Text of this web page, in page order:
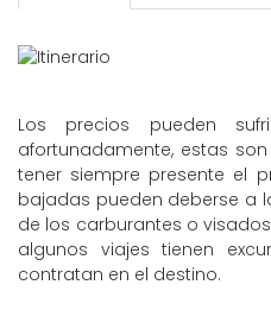
Los precios pueden
afortunadamente, estas
tener siempre presente el
bajadas pueden deberse a
de los carburantes o
algunos viajes tienen
contratan en el destino.